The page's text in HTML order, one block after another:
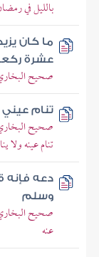
بالليل في
ما كان
عشرة
صحيح
تنام عيني
صحيح
تنام عينه ولا
دعه فإنه
وسلم
صحيح
عنه